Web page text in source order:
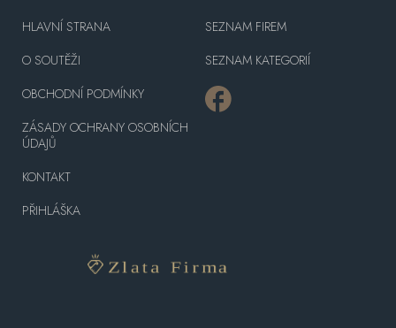
HLAVNÍ STRANA
O SOUTĚŽI
OBCHODNÍ PODMÍNKY
ZÁSADY OCHRANY OSOBNÍCH
ÚDAJŮ
KONTAKT
PŘIHLÁŠKA
SEZNAM FIREM
SEZNAM KATEGORIÍ